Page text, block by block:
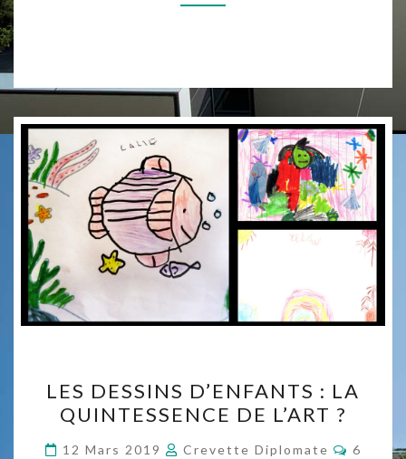
LA
DESSINS
D’ENFANTS
:
LES DESSINS D’ENFANTS : LA
QUINTESSENCE DE L’ART ?
12 Mars 2019 Crevette Diplomate
6